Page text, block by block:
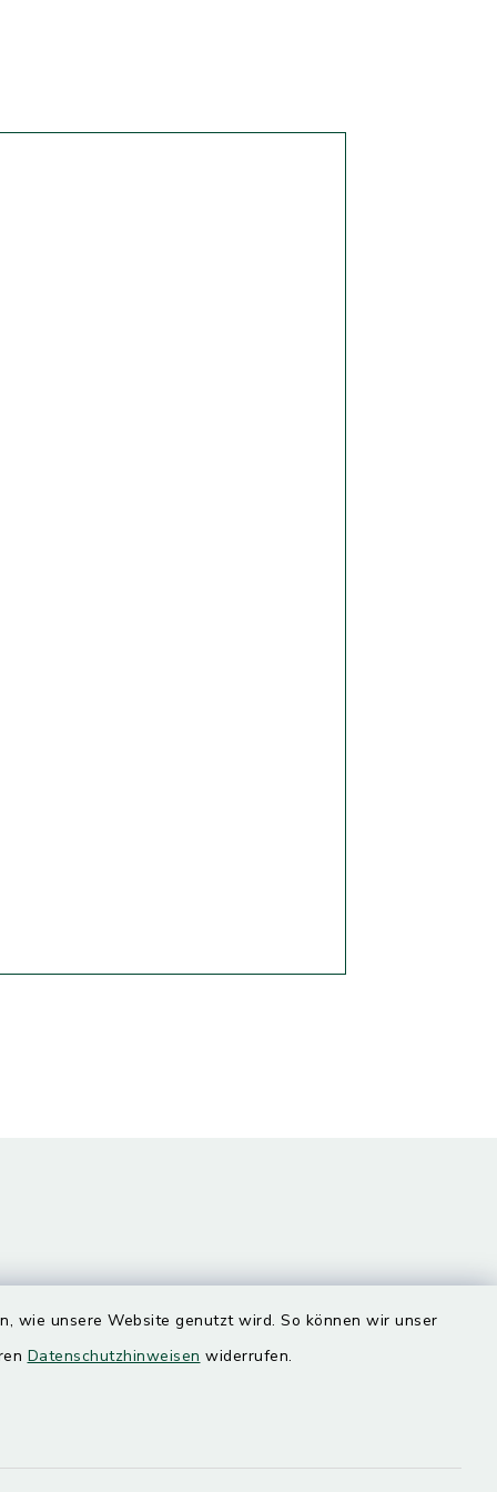
wie unsere Website genutzt wird. So können wir unser
Datenschutzhinweisen widerrufen.
Quicklinks